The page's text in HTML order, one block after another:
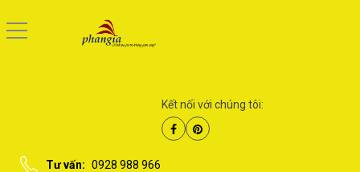
Kết nối với chúng tôi:
Tư vấn: 0928 988 966